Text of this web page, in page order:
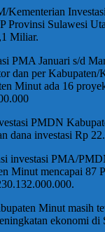
Kementerian
Provinsi Sulawesi
Miliar.
PMA Januari s/d
dan per Kabupaten/
Minut ada 16
PMDN
dana investasi Rp
investasi PMA/
Minut mencapai 87
Minut masih
ekonomi di